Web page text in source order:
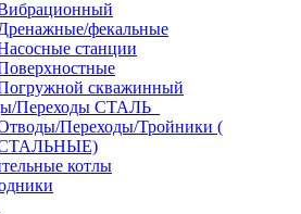
фекальные
станции
скважинный
Переходы СТАЛЬ
Переходы/Тройники (
котлы